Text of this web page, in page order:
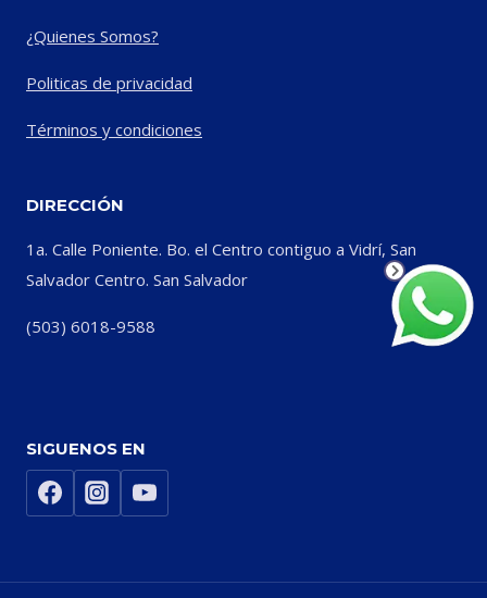
¿Quienes Somos?
Politicas de privacidad
Términos y condiciones
DIRECCIÓN
1a. Calle Poniente. Bo. el Centro contiguo a Vidrí, San
Salvador Centro. San Salvador
(503) 6018-9588
SIGUENOS EN